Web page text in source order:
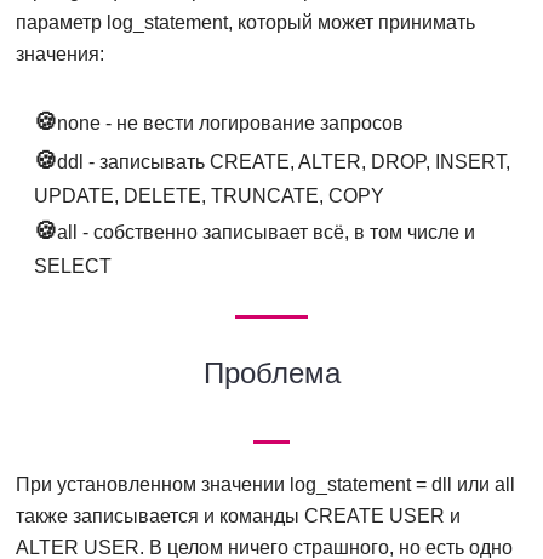
параметр log_statement, который может принимать
значения:
none - не вести логирование запросов
ddl - записывать CREATE, ALTER, DROP, INSERT,
UPDATE, DELETE, TRUNCATE, COPY
all - собственно записывает всё, в том числе и
SELECT
Проблема
При установленном значении log_statement = dll или all
также записывается и команды CREATE USER и
ALTER USER. В целом ничего страшного, но есть одно